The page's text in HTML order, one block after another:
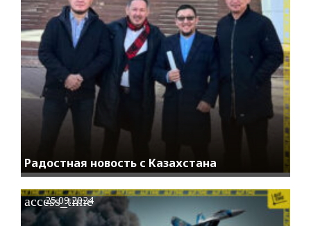
Радостная новость с Казахстана
access_time
25.09.2024